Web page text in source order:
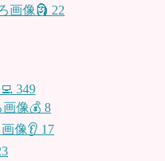
画像🗿 22
349
像💰 8
像👂 17